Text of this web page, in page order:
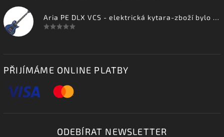
Aria PE DLX VCS - elektrická kytara-zboží bylo vystaveno na prodejně
PŘIJÍMÁME ONLINE PLATBY
ODEBÍRAT NEWSLETTER